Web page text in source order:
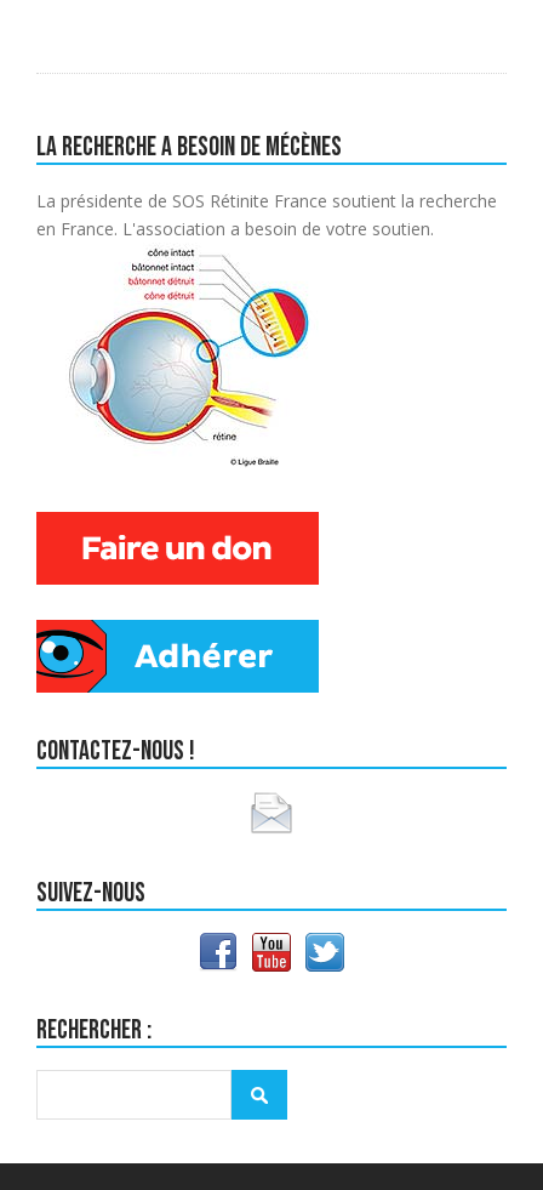
La recherche a besoin de mécènes
La présidente de SOS Rétinite France soutient la recherche
en France. L'association a besoin de votre soutien.
Contactez-nous !
Suivez-nous
Rechercher :